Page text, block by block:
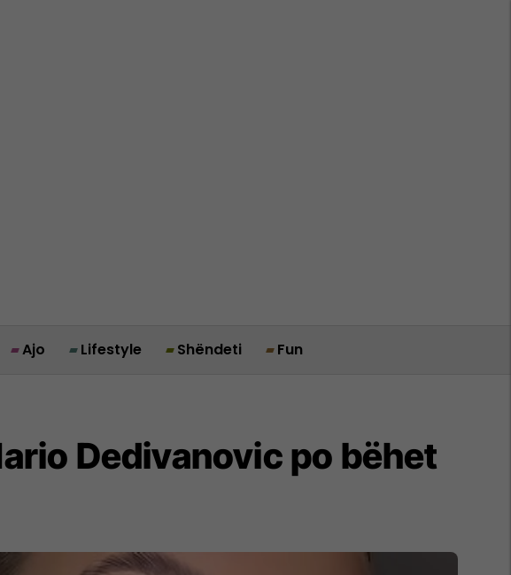
Ajo Lifestyle Shëndeti Fun
Dedivanovic po bëhet